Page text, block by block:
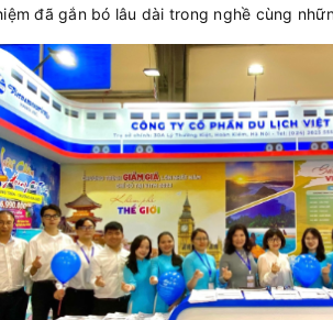
đã gắn bó lâu dài trong nghề cùng